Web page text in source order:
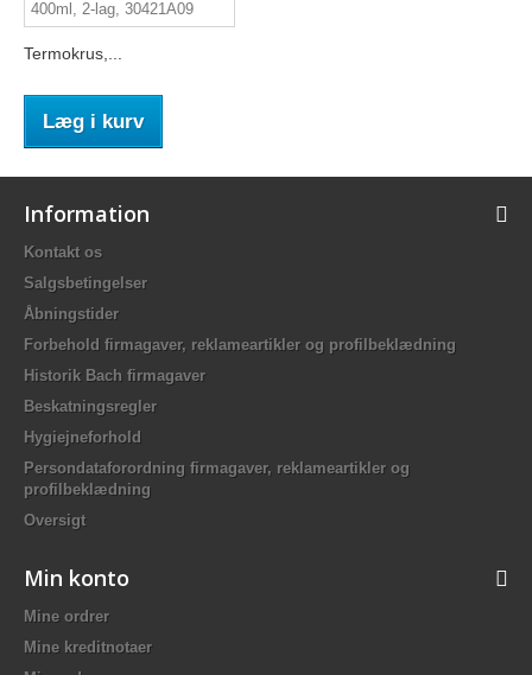
Termokrus,...
Læg i kurv
Information
Kontakt os
Salgsbetingelser
Åbningstider
Forbehold firmagaver, reklameartikler og profilbeklædning
Historik Bach firmagaver
Beskatningsregler
Hygiejneforhold
Persondataforordning firmagaver, reklameartikler og
profilbeklædning
Oversigt
Min konto
Mine ordrer
Mine kreditnotaer